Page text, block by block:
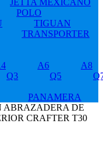
JETTA MEXICANO
POLO
TIGUAN
TRANSPORTER
A6
A8
Q3 Q5
PANAMERA
ABRAZADERA DE
CRAFTER T30